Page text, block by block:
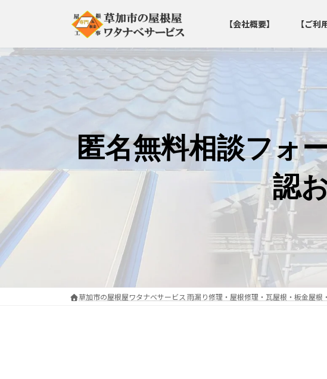
ン
ー
【会社概要】 【ご利
匿名無料相談フォ
認
草加市の屋根屋ワタナベサービス 雨漏り修理・屋根修理・瓦屋根・板金屋根